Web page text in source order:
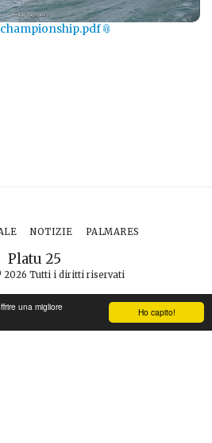
Ho capito!
una migliore
Platu 25
2026 Tutti i diritti riservati
NOTIZIE PALMARES
ISCRIVITI